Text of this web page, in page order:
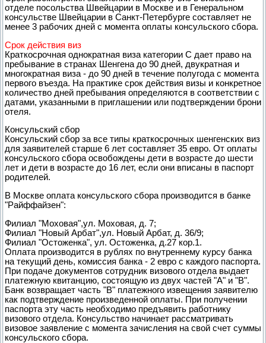
отделе посольства Швейцарии в Москве и в Генеральном
консульстве Швейцарии в Санкт-Петербурге составляет не
менее 3 рабочих дней с момента оплаты консульского сбора.
Срок действия виз
Краткосрочная однократная виза категории С дает право на
пребывание в странах Шенгена до 90 дней, двукратная и
многократная виза - до 90 дней в течение полугода с момента
первого въезда. На практике срок действия визы и конкретное
количество дней пребывания определяются в соответствии с
датами, указанными в приглашении или подтверждении брони
отеля.
Консульский сбор
Консульский сбор за все типы краткосрочных шенгенских виз
для заявителей старше 6 лет составляет 35 евро. От оплаты
консульского сбора освобождены дети в возрасте до шести
лет и дети в возрасте до 16 лет, если они вписаны в паспорт
родителей.
В Москве оплата консульского сбора производится в банке
"Райффайзен":
Филиал "Моховая",ул. Моховая, д. 7;
Филиал "Новый Арбат",ул. Новый Арбат, д. 36/9;
Филиал "Остоженка", ул. Остоженка, д.27 кор.1.
Оплата производится в рублях по внутреннему курсу банка
на текущий день, комиссия банка - 2 евро с каждого паспорта.
При подаче документов сотрудник визового отдела выдает
платежную квитанцию, состоящую из двух частей "А" и "В".
Банк возвращает часть "В" платежного извещения заявителю
как подтверждение произведенной оплаты. При получении
паспорта эту часть необходимо предъявить работнику
визового отдела. Консульство начинает рассматривать
визовое заявление с момента зачисления на свой счет суммы
консульского сбора.